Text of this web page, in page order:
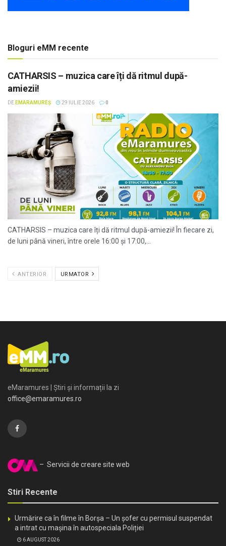
Bloguri eMM recente
CATHARSIS – muzica care îți dă ritmul după-
amiezii!
DE EMARAMUREȘ 29 IULIE 2026 0
CATHARSIS – muzica care îți dă ritmul după-amiezii! În fiecare zi,
de luni până vineri, între orele 16:00 și 17:00,...
ANTERIOR URMATOR
eMaramures | Știri și informații la zi
office@emaramures.ro
– Servicii de creare site web
Stiri Recente
Urmărire ca în filme în Borșa – Un șofer cu permisul suspendat
a intrat cu mașina în autospeciala Poliției
6 AUGUST 2026